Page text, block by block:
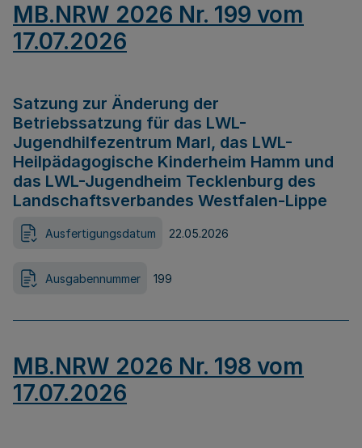
MB.NRW 2026 Nr. 199 vom
17.07.2026
Satzung zur Änderung der
Betriebssatzung für das LWL-
Jugendhilfezentrum Marl, das LWL-
Heilpädagogische Kinderheim Hamm und
das LWL-Jugendheim Tecklenburg des
Landschaftsverbandes Westfalen-Lippe
Ausfertigungsdatum 22.05.2026
Ausgabennummer 199
MB.NRW 2026 Nr. 198 vom
17.07.2026